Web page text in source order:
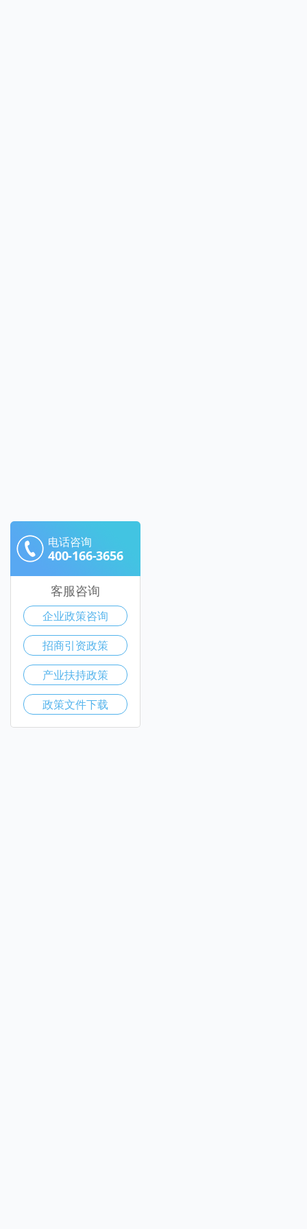
电话咨询
400-166-3656
客服咨询
企业政策咨询
招商引资政策
产业扶持政策
政策文件下载